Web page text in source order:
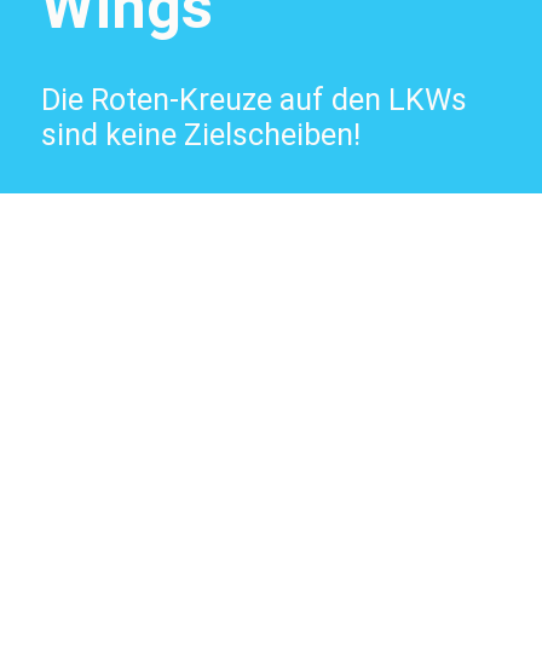
Die Roten-Kreuze auf den LKWs
sind keine Zielscheiben!